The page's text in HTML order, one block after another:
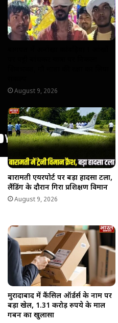
August 9, 2026
बारामती एयरपोर्ट पर बड़ा हादसा टला,
लैंडिंग के दौरान गिरा प्रशिक्षण विमान
August 9, 2026
मुरादाबाद में कैंसिल ऑर्डर्स के नाम पर
बड़ा खेल, 1.31 करोड़ रुपये के माल
गबन का खुलासा